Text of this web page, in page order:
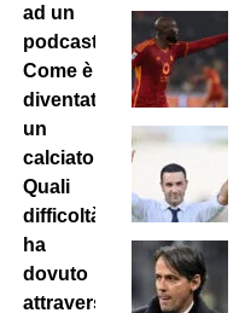
ad un
podcast.
Come è
diventato
un
calciatore?
Quali
difficoltà
ha
dovuto
attraversare?